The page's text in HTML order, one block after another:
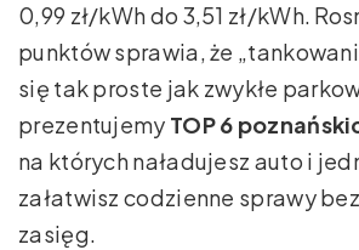
0,99 zł/kWh do 3,51 zł/kWh.
punktów sprawia, że
się tak proste jak zwykłe
prezentujemy TOP 6
na których naładujesz auto i
załatwisz codzienne sprawy
zasięg.